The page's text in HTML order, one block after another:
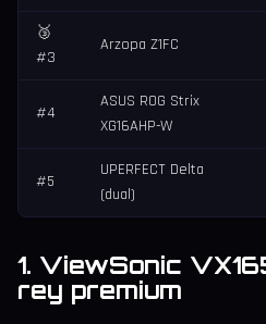
🥉
#3
Arzopa Z1FC
#4
ASUS ROG Strix
XG16AHP-W
#5
UPERFECT Delta
(dual)
1. ViewSonic
rey premium